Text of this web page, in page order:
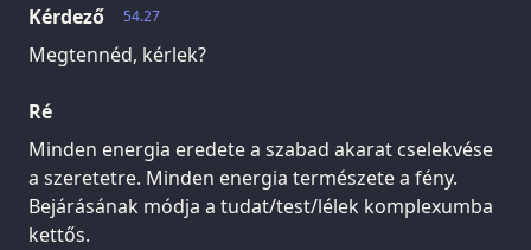
54.27
Kérdező
Megtennéd, kérlek?
Ré
Minden energia eredete a szabad akarat cselekvése
a szeretetre. Minden energia természete a fény.
Bejárásának módja a tudat/test/lélek komplexumba
kettős.